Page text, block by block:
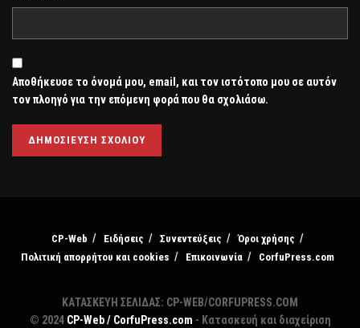
Αποθήκευσε το όνομά μου, email, και τον ιστότοπο μου σε αυτόν
τον πλοηγό για την επόμενη φορά που θα σχολιάσω.
CP-Web Ειδήσεις Συνεντεύξεις
Όροι χρήσης
Πολιτική απορρήτου και cookies
Επικοινωνία CorfuPress.com
ΚΑΤΑΣΚΕΥΗ ΣΕΛΙΔΑΣ: CP-WEB/CORFUPRESS.COM
© 2024 CP-Web / CorfuPress.com - Κατασκευή και διαχείριση